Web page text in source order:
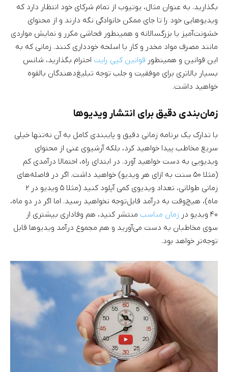
بگذارید. به عنوان مثال، یوتیوب از تمام شرکای خود انتظار دارد که
ویدیوهایی خود را تا جای ممکن خانوادگی نگه دارند و از محتوای
خشونت‌آمیز یا بزرگسالانه و همینطور فحاشی مکرر و نمایش مواردی
مانند مصرف مواد مخدر و کار با اسلحه خودداری کنند. زمانی که به
این قوانین و همینطور قوانین کپی رایت احترام بگذارید، شانس
بسیار بالاتری برای موفقیت و جلب توجه تبلیغ‌دهندگان بالقوه
خواهید داشت.
زمان‌بندی دقیق برای انتشار ویدیوها
با تدارک یک برنامه زمانی دقیق و پایبندی کامل به آن‌ نه‌تنها خیلی
سریع مخاطب پیدا خواهید کرد، بلکه آرشیوی غنی از محتوای
ویدیویی به دست خواهید آورد. در ابتدای راه، احتمالا درآمدی کم
(مثلا ۵۰ سنت به ازای هر ویدیو) خواهید داشت. اگر در فاصله‌های
زمانی طولانی، تعداد ویدیوی کمی آپلود کنید (مثلا ۵ ویدیو در ۲
ماه)، هیچ‌وقت به درآمد قابل‌توجه نخواهید رسید. اما اگر در دو ماه،
۴۰ ویدیو در
زمان مناسب منتشر کنید، هم وفاداری بیشتری از
سوی مخاطبان به دست می‌آورید و هم مجموع درآمد ویدیوها قابل
توجه‌تر خواهد بود.